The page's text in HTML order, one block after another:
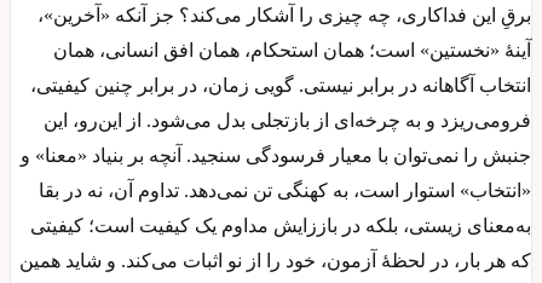
برقِ این فداکاری، چه چیزی را آشکار می‌کند؟ جز آنکه «آخرین»،
آینهٔ «نخستین» است؛ همان استحکام، همان افق انسانی، همان
انتخاب آگاهانه در برابر نیستی. گویی زمان، در برابر چنین کیفیتی،
فرومی‌ریزد و به چرخه‌ای از بازتجلی بدل می‌شود. از این‌رو، این
جنبش را نمی‌توان با معیار فرسودگی سنجید. آنچه بر بنیاد «معنا» و
«انتخاب» استوار است، به کهنگی تن نمی‌دهد. تداوم آن، نه در بقا
به‌معنای زیستی، بلکه در باززایش مداوم یک کیفیت است؛ کیفیتی
که هر بار، در لحظهٔ آزمون، خود را از نو اثبات می‌کند. و شاید همین